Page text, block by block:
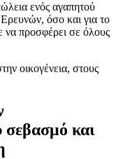
ενός αγαπητού
όσο και για το
προσφέρει σε όλους
οικογένεια, στους
σεβασμό και